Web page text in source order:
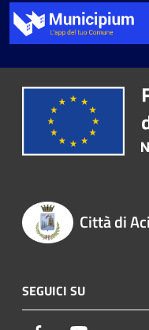
Città di
SEGUICI SU